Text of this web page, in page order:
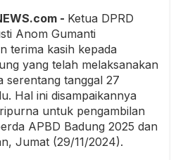
- Ketua DPRD
Anom Gumanti
terima kasih kepada
yang telah melaksanakan
serentang tanggal 27
Hal ini disampaikannya
untuk pengambilan
APBD Badung 2025 dan
Jumat (29/11/2024).